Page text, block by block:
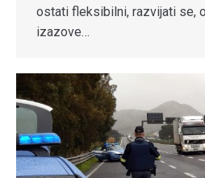
ostati fleksibilni, razvijati se,
izazove…